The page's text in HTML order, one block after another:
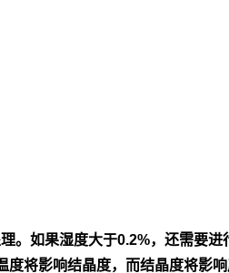
理。如果湿度大于0.2%，还需要
度将影响结晶度，而结晶度将影